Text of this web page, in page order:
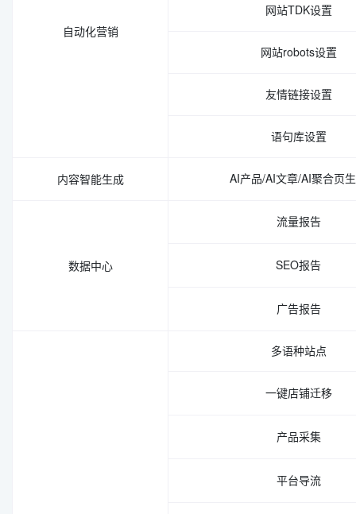
自动化营销
网站TDK设置
网站robots设置
友情链接设置
语句库设置
内容智能生成 AI产品/AI文章/AI聚合页
数据中心
流量报告
SEO报告
广告报告
多语种站点
一键店铺迁移
产品采集
平台导流